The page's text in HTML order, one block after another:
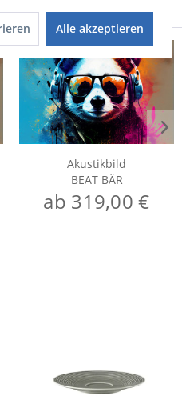
Akustikbild
BEAT BÄR
ab 319,00 €
Alle akzeptieren